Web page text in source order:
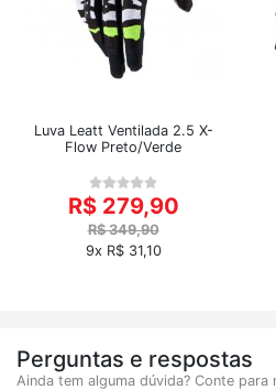
Luva Leatt Ventilada 2.5 X-
Flow Preto/Verde
R$ 279,90
R$ 349,90
9x R$ 31,10
Perguntas e respostas
Ainda tem alguma dúvida? Conte